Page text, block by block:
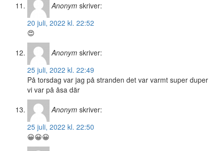
Anonym skriver:
20 juli, 2022 kl. 22:52
😍
Anonym skriver:
25 juli, 2022 kl. 22:49
På torsdag var jag på stranden det var varmt super duper
vi var på åsa där
Anonym skriver:
25 juli, 2022 kl. 22:50
😀😀😀